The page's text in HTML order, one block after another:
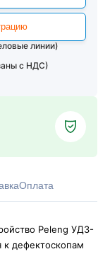
линии)
с НДС)
Оплата
Peleng УД3-
к дефектоскопам